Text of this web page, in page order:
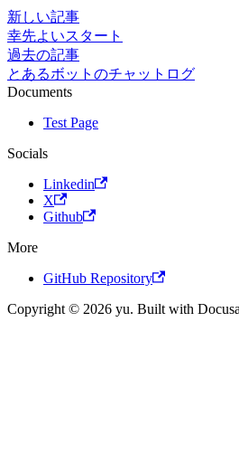
新しい記事
幸先よいスタート
過去の記事
とあるボットのチャットログ
Documents
Test Page
Socials
Linkedin
X
Github
More
GitHub Repository
Copyright © 2026 yu. Built with